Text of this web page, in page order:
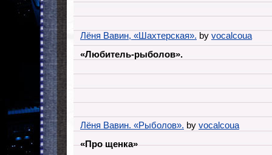
Лёня Вавин, «Шахтерская». by vocalcoua
«Любитель-рыболов».
Лёня Вавин. «Рыболов». by vocalcoua
«Про щенка»